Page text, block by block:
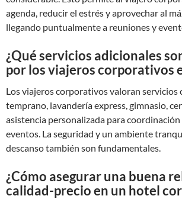
agenda, reducir el estrés y aprovechar al
llegando puntualmente a reuniones y
¿Qué servicios adicionales
por los viajeros corporativos
Los viajeros corporativos valoran servicios
temprano, lavandería express, gimnasio,
asistencia personalizada para
eventos. La seguridad y un ambiente
descanso también son fundamentales.
¿Cómo asegurar una buena
calidad-precio en un hotel